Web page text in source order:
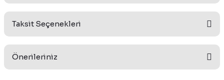
Yorum Yaz
Taksit Seçenekleri
Önerileriniz